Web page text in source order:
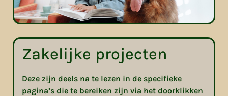
Zakelijke projecten
Deze zijn deels na te lezen in de specifieke
pagina’s die te bereiken zijn via het doorklikken